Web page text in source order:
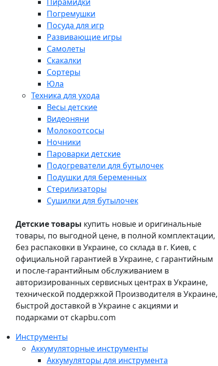
Погремушки
Посуда для игр
Развивающие игры
Самолеты
Скакалки
Сортеры
Юла
Техника для ухода
Весы детские
Видеоняни
Молокоотсосы
Ночники
Пароварки детские
Подогреватели для бутылочек
Подушки для беременных
Стерилизаторы
Сушилки для бутылочек
Детские товары купить новые и оригинальные
товары, по выгодной цене, в полной комплектации,
без распаковки в Украине, со склада в г. Киев, с
официальной гарантией в Украине, с гарантийным
и после-гарантийным обслуживанием в
авторизированных сервисных центрах в Украине,
технической поддержкой Производителя в Украине,
быстрой доставкой в Украине с акциями и
подарками от ckapbu.com
Инструменты
Аккумуляторные инструменты
Аккумуляторы для инструмента